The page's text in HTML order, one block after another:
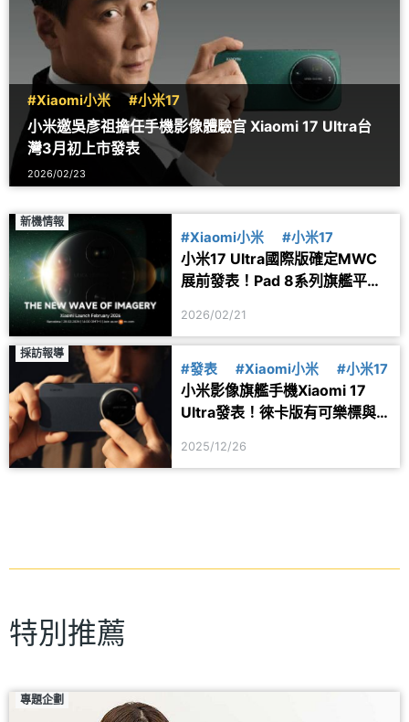
#Xiaomi小米 #小米17
小米邀吳彥祖擔任手機影像體驗官 Xiaomi 17 Ultra台
灣3月初上市發表
2026/02/23
新機情報
#Xiaomi小米 #小米17
小米17 Ultra國際版確定MWC
展前發表！Pad 8系列旗艦平板
2026/02/21
採訪報導
#發表 #Xiaomi小米 #小米17
小米影像旗艦手機Xiaomi 17
Ultra發表！徠卡版有可樂標與
2025/12/26
特別推薦
專題企劃